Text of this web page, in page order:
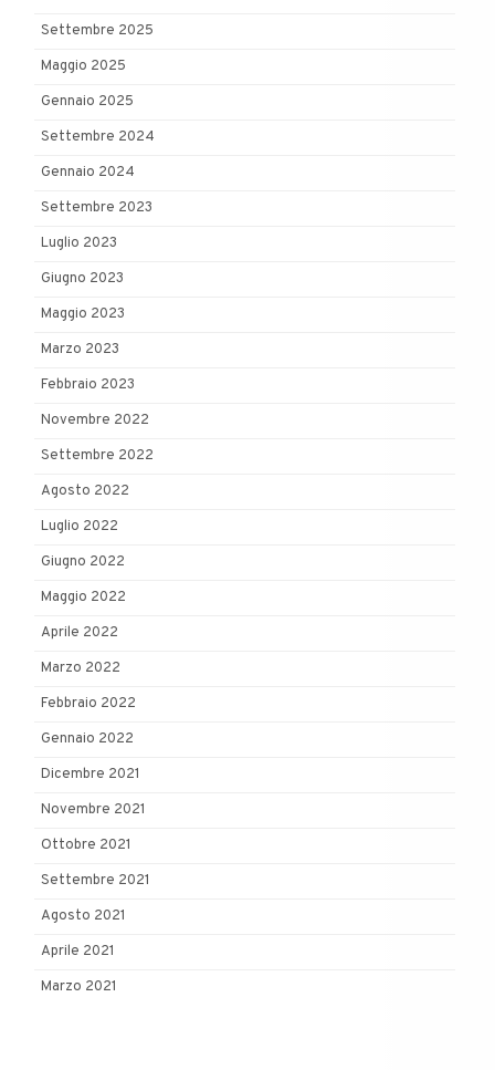
Settembre 2025
Maggio 2025
Gennaio 2025
Settembre 2024
Gennaio 2024
Settembre 2023
Luglio 2023
Giugno 2023
Maggio 2023
Marzo 2023
Febbraio 2023
Novembre 2022
Settembre 2022
Agosto 2022
Luglio 2022
Giugno 2022
Maggio 2022
Aprile 2022
Marzo 2022
Febbraio 2022
Gennaio 2022
Dicembre 2021
Novembre 2021
Ottobre 2021
Settembre 2021
Agosto 2021
Aprile 2021
Marzo 2021